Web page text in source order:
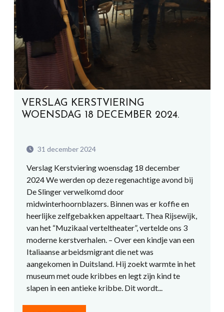
VERSLAG KERSTVIERING
WOENSDAG 18 DECEMBER 2024.
31 december 2024
Verslag Kerstviering woensdag 18 december
2024 We werden op deze regenachtige avond bij
De Slinger verwelkomd door
midwinterhoornblazers. Binnen was er koffie en
heerlijke zelfgebakken appeltaart. Thea Rijsewijk,
van het “Muzikaal verteltheater”, vertelde ons 3
moderne kerstverhalen. – Over een kindje van een
Italiaanse arbeidsmigrant die net was
aangekomen in Duitsland. Hij zoekt warmte in het
museum met oude kribbes en legt zijn kind te
slapen in een antieke kribbe. Dit wordt...